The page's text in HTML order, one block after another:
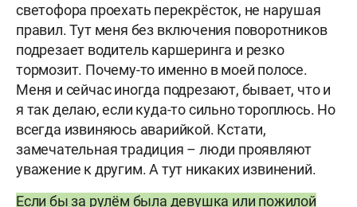
светофора проехать перекрёсток, не нарушая
правил. Тут меня без включения поворотников
подрезает водитель каршеринга и резко
тормозит. Почему-то именно в моей полосе.
Меня и сейчас иногда подрезают, бывает, что и
я так делаю, если куда-то сильно тороплюсь. Но
всегда извиняюсь аварийкой. Кстати,
замечательная традиция – люди проявляют
уважение к другим. А тут никаких извинений.
Если бы за рулём была девушка или пожилой